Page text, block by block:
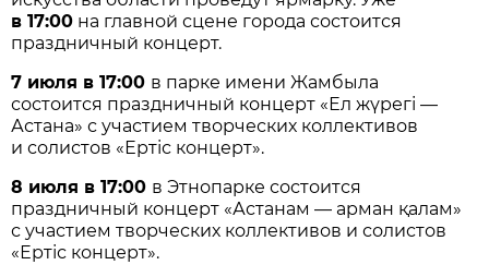
в 17:00 на главной сцене города состоится
праздничный концерт.
7 июля в 17:00 в парке имени Жамбыла
состоится праздничный концерт «Ел жүрегі —
Астана» с участием творческих коллективов
и солистов «Ертіс концерт».
8 июля в 17:00 в Этнопарке состоится
праздничный концерт «Астанам — арман қалам»
с участием творческих коллективов и солистов
«Ертіс концерт».